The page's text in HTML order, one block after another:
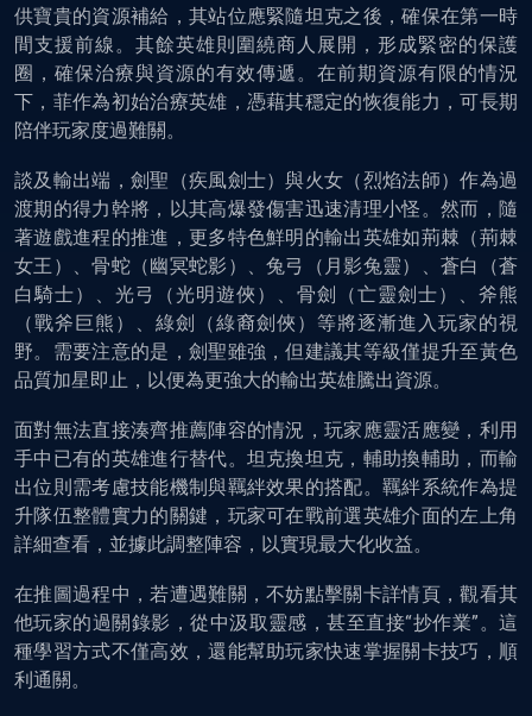
供寶貴的資源補給，其站位應緊隨坦克之後，確保在第一時
間支援前線。其餘英雄則圍繞商人展開，形成緊密的保護
圈，確保治療與資源的有效傳遞。在前期資源有限的情況
下，菲作為初始治療英雄，憑藉其穩定的恢復能力，可長期
陪伴玩家度過難關。
談及輸出端，劍聖（疾風劍士）與火女（烈焰法師）作為過
渡期的得力幹將，以其高爆發傷害迅速清理小怪。然而，隨
著遊戲進程的推進，更多特色鮮明的輸出英雄如荊棘（荊棘
女王）、骨蛇（幽冥蛇影）、兔弓（月影兔靈）、蒼白（蒼
白騎士）、光弓（光明遊俠）、骨劍（亡靈劍士）、斧熊
（戰斧巨熊）、綠劍（綠裔劍俠）等將逐漸進入玩家的視
野。需要注意的是，劍聖雖強，但建議其等級僅提升至黃色
品質加星即止，以便為更強大的輸出英雄騰出資源。
面對無法直接湊齊推薦陣容的情況，玩家應靈活應變，利用
手中已有的英雄進行替代。坦克換坦克，輔助換輔助，而輸
出位則需考慮技能機制與羈絆效果的搭配。羈絆系統作為提
升隊伍整體實力的關鍵，玩家可在戰前選英雄介面的左上角
詳細查看，並據此調整陣容，以實現最大化收益。
在推圖過程中，若遭遇難關，不妨點擊關卡詳情頁，觀看其
他玩家的過關錄影，從中汲取靈感，甚至直接“抄作業”。這
種學習方式不僅高效，還能幫助玩家快速掌握關卡技巧，順
利通關。